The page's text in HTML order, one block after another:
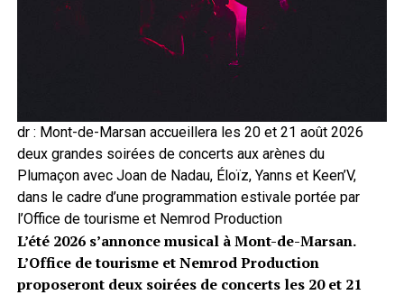
dr : Mont-de-Marsan accueillera les 20 et 21 août 2026
deux grandes soirées de concerts aux arènes du
Plumaçon avec Joan de Nadau, Éloïz, Yanns et Keen’V,
dans le cadre d’une programmation estivale portée par
l’Office de tourisme et Nemrod Production
L’été 2026 s’annonce musical à Mont-de-Marsan.
L’Office de tourisme et Nemrod Production
proposeront deux soirées de concerts les 20 et 21